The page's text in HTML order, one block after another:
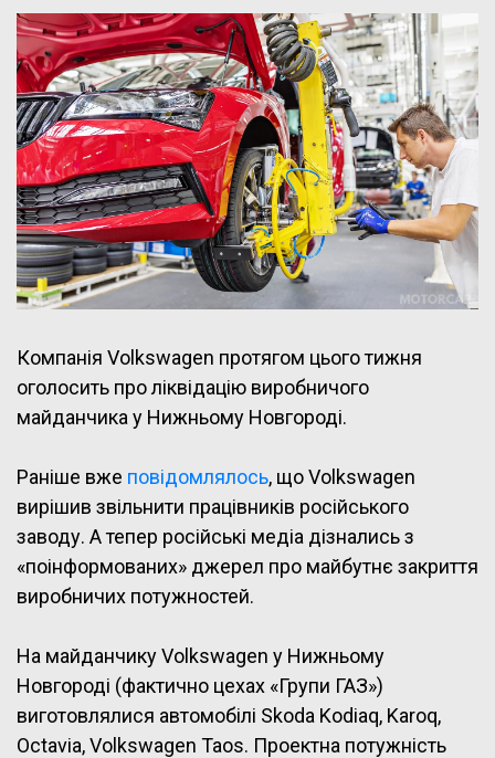
Компанія Volkswagen протягом цього тижня
оголосить про ліквідацію виробничого
майданчика у Нижньому Новгороді.
Раніше вже повідомлялось, що Volkswagen
вирішив звільнити працівників російського
заводу. А тепер російські медіа дізнались з
«поінформованих» джерел про майбутнє закриття
виробничих потужностей.
На майданчику Volkswagen у Нижньому
Новгороді (фактично цехах «Групи ГАЗ»)
виготовлялися автомобілі Skoda Kodiaq, Karoq,
Octavia, Volkswagen Taos. Проектна потужність